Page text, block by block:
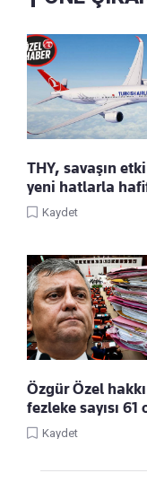
THY, savaşın
yeni hatlarla
Kaydet
Özgür Özel
fezleke sayısı 61
Kaydet